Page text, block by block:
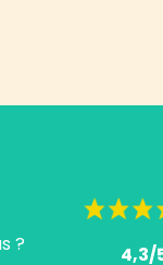
?
4,3/